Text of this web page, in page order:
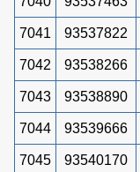
7041 93537822
7042 93538266
7043 93538890
7044 93539666
7045 93540170